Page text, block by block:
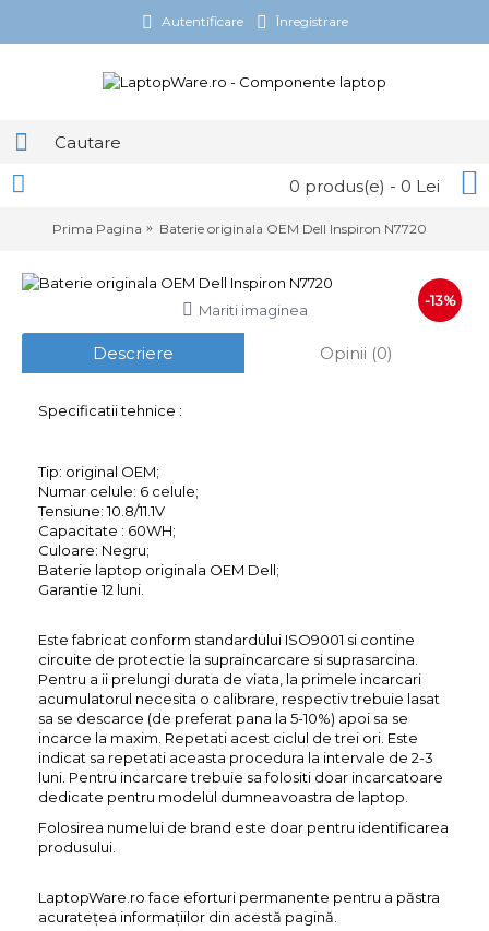
Autentificare Înregistrare
0 produs(e) - 0 Lei
Prima Pagina Baterie originala OEM Dell Inspiron N7720
-13%
Mariti imaginea
Descriere Opinii (0)
Specificatii tehnice :
Tip: original OEM;
Numar celule: 6 celule;
Tensiune: 10.8/11.1V
Capacitate : 60WH;
Culoare: Negru;
Baterie laptop originala OEM Dell;
Garantie 12 luni.
Este fabricat conform standardului ISO9001 si contine
circuite de protectie la supraincarcare si suprasarcina.
Pentru a ii prelungi durata de viata, la primele incarcari
acumulatorul necesita o calibrare, respectiv trebuie lasat
sa se descarce (de preferat pana la 5-10%) apoi sa se
incarce la maxim. Repetati acest ciclul de trei ori. Este
indicat sa repetati aceasta procedura la intervale de 2-3
luni. Pentru incarcare trebuie sa folositi doar incarcatoare
dedicate pentru modelul dumneavoastra de laptop.
Folosirea numelui de brand este doar pentru identificarea
produsului.
LaptopWare.ro face eforturi permanente pentru a păstra
acurateţea informaţiilor din acestă pagină.